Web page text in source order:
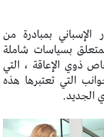
من الدستور الإسباني بمبادرة من
بسياسات شاملة
ذوي الإعاقة ، التي
التي تعتبرها هذه
الجديد.